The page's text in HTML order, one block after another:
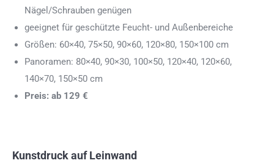
Nägel/Schrauben genügen
geeignet für geschützte Feucht- und Außenbereiche
Größen: 60×40, 75×50, 90×60, 120×80, 150×100 cm
Panoramen: 80×40, 90×30, 100×50, 120×40, 120×60,
140×70, 150×50 cm
Preis: ab 129 €
Kunstdruck auf Leinwand